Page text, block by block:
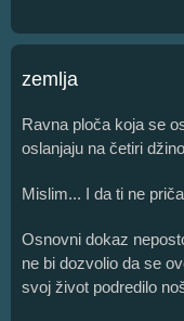
zemlja
Ravna ploča koja se
oslanjaju na četiri
Mislim... I da ti ne
Osnovni dokaz
ne bi dozvolio da se
svoj život podredilo